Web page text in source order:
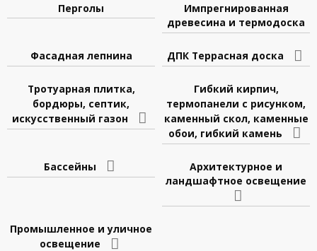
Перголы
Импрегнированная
древесина и термодоска
Фасадная лепнина ДПК Террасная доска
Тротуарная плитка,
бордюры, септик,
искусственный газон
Гибкий кирпич,
термопанели с рисунком,
каменный скол, каменные
обои, гибкий камень
Бассейны
Архитектурное и
ландшафтное освещение
Промышленное и уличное
освещение